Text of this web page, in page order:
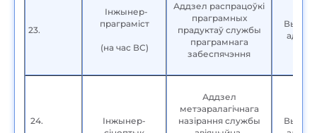
23.
Інжынер-
праграміст
(на час ВС)
Аддзел распрацоўкі
праграмных
прадуктаў службы
праграмнага
забеспячэння
24.
Інжынер-
Аддзел
метэаралагічнага
назірання службы